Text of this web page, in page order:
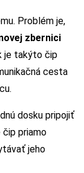
Problém je,
zbernici
je takýto čip
cesta
dosku pripojiť
čip priamo
jeho